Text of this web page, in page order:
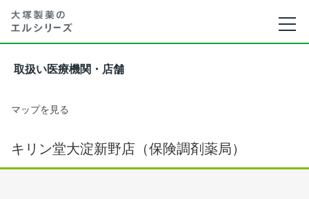
取扱い医療機関・店舗
マップを見る
キリン堂大淀新野店（保険調剤薬局）